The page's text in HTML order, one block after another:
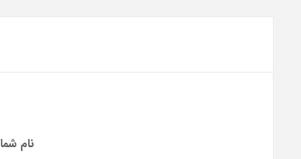
نام شما